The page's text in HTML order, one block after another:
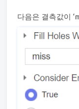
다음은 결측값이